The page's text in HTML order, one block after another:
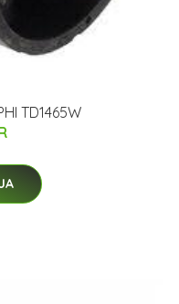
TD1465W